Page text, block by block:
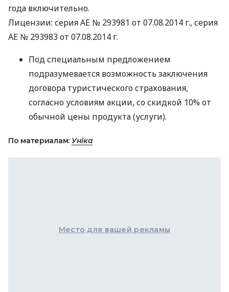
года включительно.
Лицензии: серия АЕ № 293981 от 07.08.2014 г., серия
АЕ № 293983 от 07.08.2014 г.
Под специальным предложением
подразумевается возможность заключения
договора туристического страхования,
согласно условиям акции, со скидкой 10% от
обычной цены продукта (услуги).
По материалам: Уніка
Место для вашей рекламы